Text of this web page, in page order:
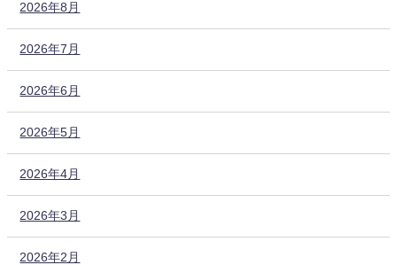
2026年8月
2026年7月
2026年6月
2026年5月
2026年4月
2026年3月
2026年2月